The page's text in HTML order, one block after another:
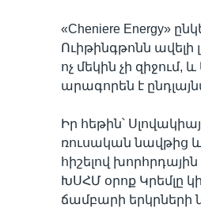
«Cheniere Energy»
Ուիթինգթոնն
ոչ մեկին չի
արագորեն է
Իր հեթին՝
ռուսական նավթից
հիշելով
ԽՍՀՄ օրոք Կրեմլը
ճամբարի երկրների